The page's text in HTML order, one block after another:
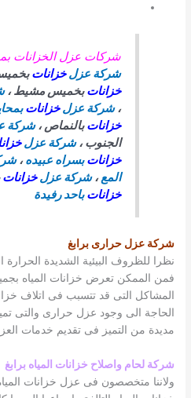
شركات عزل الخزانات
شركة عزلخزانات
خزاناتبخميس مشيط ،
،شركة عزلخزانات
خزاناتبالنماص ،شركة
الجنوب ،شركة عزل
خزاناتبسراه عبيده،
المع،شركة عزلخزانات
خزاناتباحد رفيدة
شركة عزل حرارى برابغ
نظرا للظروف البيئية الشديدة الحرارة
فمن الممكن تعرض خزانات المياه
المشاكل التى قد تتسبب فى اتلاف
الحاجة الى وجود عزل حرارى والتى
مديدة من التميز فى تقديم خدمات
شركة لحام واصلاح خزانات المياه برابغ
ولاننا متخصصون فى عزل خزانات